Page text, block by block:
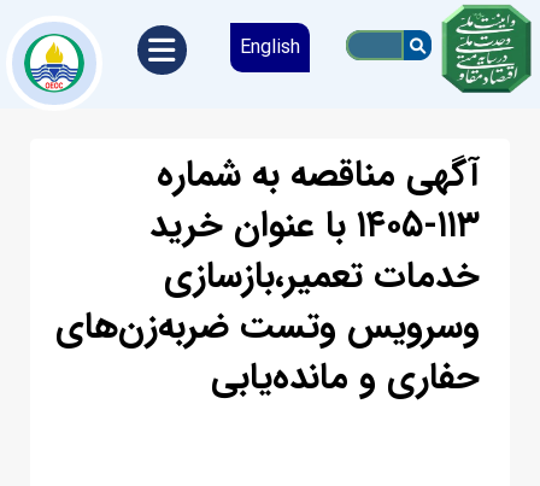
English
آﮔﻬﯽ مناقصه به شماره
۱۱۳-۱۴۰۵ با عنوان خرید
خدمات تعمیر،بازسازی
وسرویس وتست ضربه‌زن‌های
حفاری و مانده‌یابی